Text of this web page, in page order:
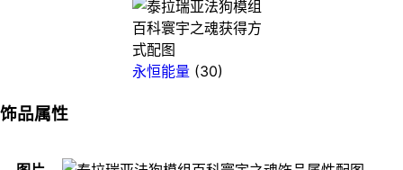
永恒能量 (30)
饰品属性